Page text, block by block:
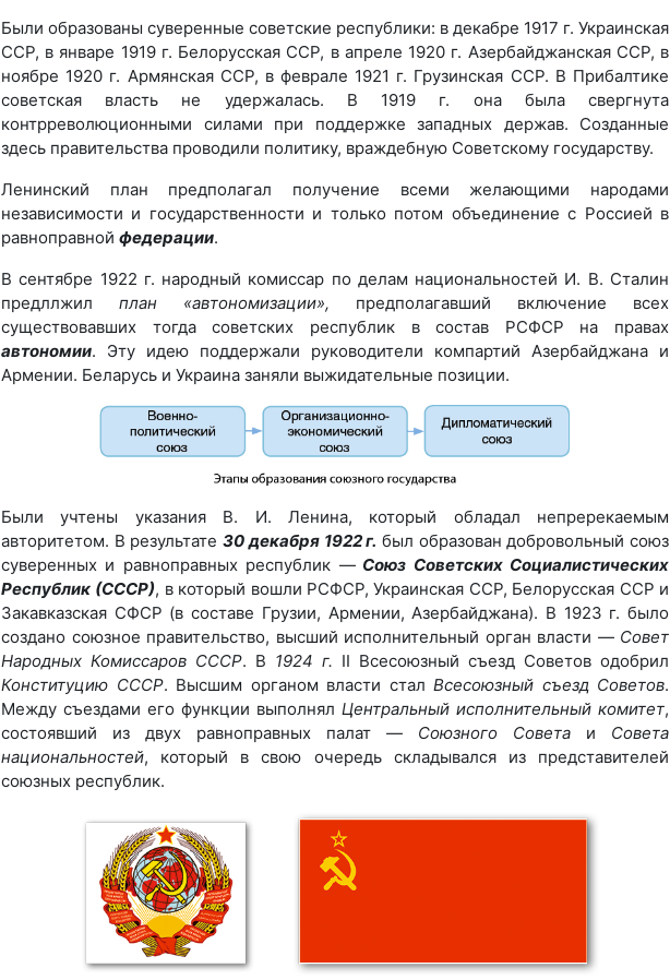
Были образованы суверенные советские республики: в декабре 1917 г. Украинская
ССР, в январе 1919 г. Белорусская ССР, в апреле 1920 г. Азербайджанская ССР, в
ноябре 1920 г. Армянская ССР, в феврале 1921 г. Грузинская ССР. В Прибалтике
советская власть не удержалась. В 1919 г. она была свергнута
контрреволюционными силами при поддержке западных держав. Созданные
здесь правительства проводили политику, враждебную Советскому государству.
Ленинский план предполагал получение всеми желающими народами
независимости и государственности и только потом объединение с Россией в
равноправной федерации.
В сентябре 1922 г. народный комиссар по делам национальностей И. В. Сталин
предллжил план «автономизации», предполагавший включение всех
существовавших тогда советских республик в состав
РСФСР на правах
автономии. Эту идею поддержали руководители компартий Азербайджана и
Армении. Беларусь и Украина заняли выжидательные позиции.
Были учтены указания В. И. Ленина, который обладал непререкаемым
авторитетом. В результате30 декабря 1922 г. был образован добровольный союз
суверенных и равноправных республик — Союз Советских Социалистических
Республик (СССР), в который вошли РСФСР, Украинская ССР, Белорусская ССР и
Закавказская СФСР (в составе Грузии, Армении, Азербайджана). В 1923 г. было
создано союзное правительство, высший исполнительный орган власти — Совет
Народных Комиссаров СССР. В 1924 г. II Всесоюзный съезд Советов одобрил
Конституцию СССР. Высшим органом власти стал Всесоюзный съезд Советов.
Между съездами его функции выполнял Центральный исполнительный комитет,
состоявший из двух равноправных палат — Союзного Совета и Совета
национальностей, который в свою очередь складывался из представителей
союзных республик.